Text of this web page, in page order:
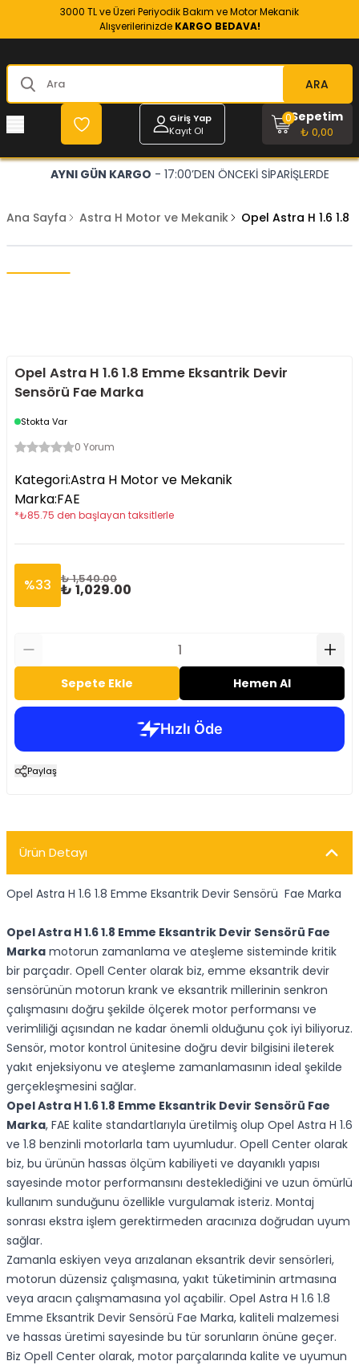
3000 TL ve Üzeri Periyodik Bakım ve Motor Mekanik
Alışverilerinizde KARGO BEDAVA!
ARA
Giriş Yap
Kayıt Ol
Sepetim
₺ 0,00
0
AYNI GÜN KARGO - 17:00’DEN ÖNCEKİ SİPARİŞLERDE
Ana Sayfa Astra H Motor ve Mekanik Opel Astra H 1.6 1.8
Opel Astra H 1.6 1.8 Emme Eksantrik Devir
Sensörü Fae Marka
Stokta Var
0 Yorum
Kategori:Astra H Motor ve Mekanik
Marka:FAE
*₺85.75 den başlayan taksitlerle
%33 ₺ 1,540.00
₺ 1,029.00
Sepete Ekle Hemen Al
Paylaş
Ürün Detayı
Opel Astra H 1.6 1.8 Emme Eksantrik Devir Sensörü Fae Marka
Opel Astra H 1.6 1.8 Emme Eksantrik Devir Sensörü Fae
Marka motorun zamanlama ve ateşleme sisteminde kritik
bir parçadır. Opell Center olarak biz, emme eksantrik devir
sensörünün motorun krank ve eksantrik millerinin senkron
çalışmasını doğru şekilde ölçerek motor performansı ve
verimliliği açısından ne kadar önemli olduğunu çok iyi biliyoruz.
Sensör, motor kontrol ünitesine doğru devir bilgisini ileterek
yakıt enjeksiyonu ve ateşleme zamanlamasının ideal şekilde
gerçekleşmesini sağlar.
Opel Astra H 1.6 1.8 Emme Eksantrik Devir Sensörü Fae
Marka, FAE kalite standartlarıyla üretilmiş olup Opel Astra H 1.6
ve 1.8 benzinli motorlarla tam uyumludur. Opell Center olarak
biz, bu ürünün hassas ölçüm kabiliyeti ve dayanıklı yapısı
sayesinde motor performansını desteklediğini ve uzun ömürlü
kullanım sunduğunu özellikle vurgulamak isteriz. Montaj
sonrası ekstra işlem gerektirmeden aracınıza doğrudan uyum
sağlar.
Zamanla eskiyen veya arızalanan eksantrik devir sensörleri,
motorun düzensiz çalışmasına, yakıt tüketiminin artmasına
veya aracın çalışmamasına yol açabilir. Opel Astra H 1.6 1.8
Emme Eksantrik Devir Sensörü Fae Marka, kaliteli malzemesi
ve hassas üretimi sayesinde bu tür sorunların önüne geçer.
Biz Opell Center olarak, motor parçalarında kalite ve uyumun